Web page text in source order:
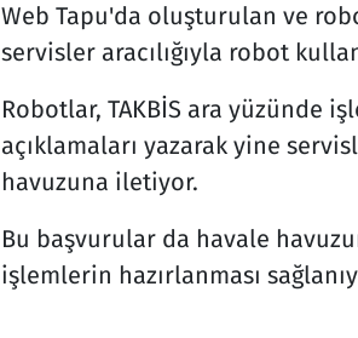
Web Tapu'da oluşturulan ve
servisler aracılığıyla robot
Robotlar, TAKBİS ara yüzünde
açıklamaları yazarak yine
havuzuna iletiyor.
Bu başvurular da havale
işlemlerin hazırlanması